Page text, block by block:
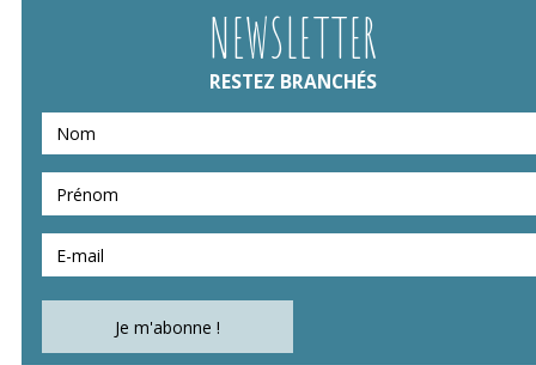
NEWSLETTER
RESTEZ BRANCHÉS